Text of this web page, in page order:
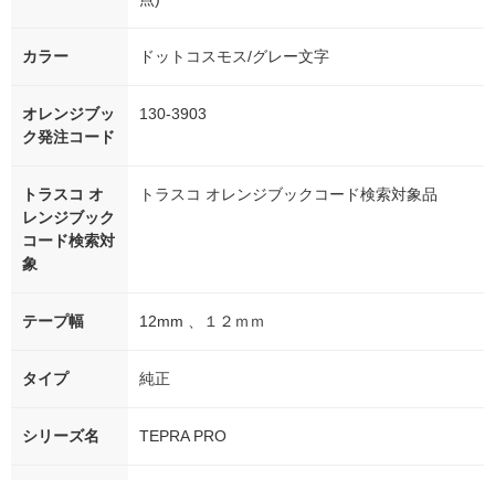
カラー ドットコスモス/グレー文字
オレンジブッ
ク発注コード
130-3903
トラスコ オ
レンジブック
コード検索対
象
トラスコ オレンジブックコード検索対象品
テープ幅 12mm 、１２ｍｍ
タイプ 純正
シリーズ名 TEPRA PRO